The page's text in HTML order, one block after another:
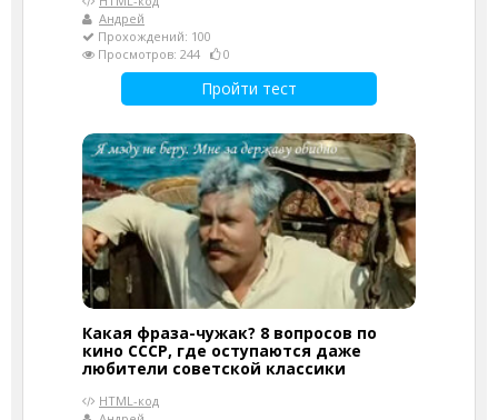
Андрей
Прохождений: 100
Просмотров: 244
0
Пройти тест
Какая фраза-чужак? 8 вопросов по
кино СССР, где оступаются даже
любители советской классики
HTML-код